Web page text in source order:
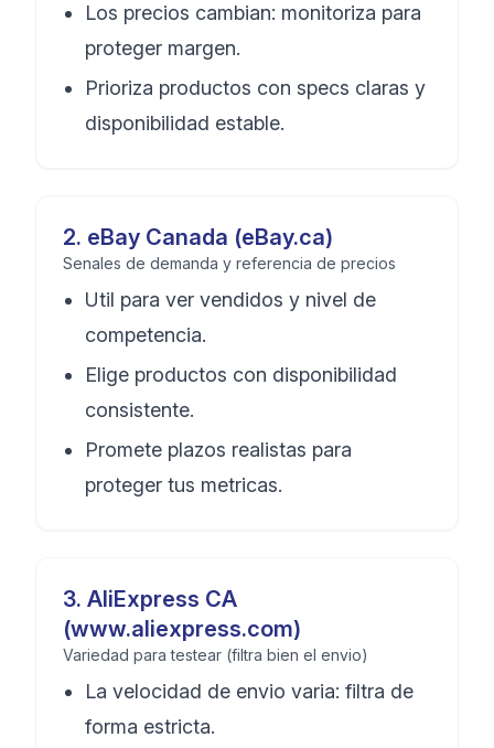
Los precios cambian: monitoriza para
proteger margen.
Prioriza productos con specs claras y
disponibilidad estable.
2. eBay Canada (eBay.ca)
Senales de demanda y referencia de precios
Util para ver vendidos y nivel de
competencia.
Elige productos con disponibilidad
consistente.
Promete plazos realistas para
proteger tus metricas.
3. AliExpress CA
(www.aliexpress.com)
Variedad para testear (filtra bien el envio)
La velocidad de envio varia: filtra de
forma estricta.